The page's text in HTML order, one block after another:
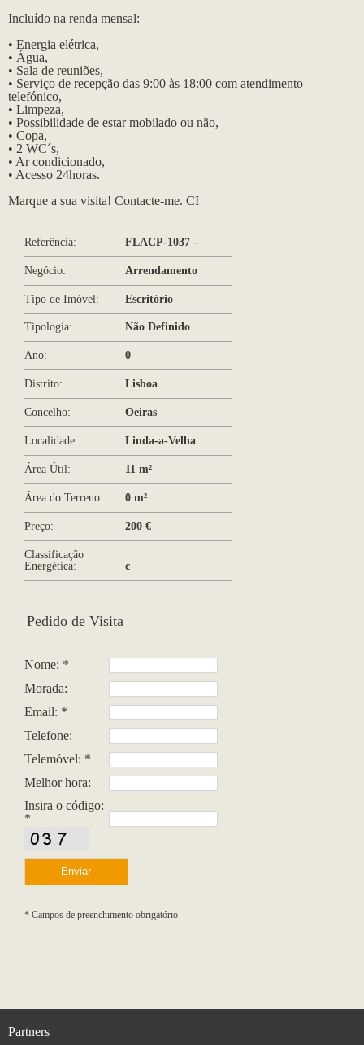
Incluído na renda mensal:
• Energia elétrica,
• Água,
• Sala de reuniões,
• Serviço de recepção das 9:00 às 18:00 com atendimento
telefónico,
• Limpeza,
• Possibilidade de estar mobilado ou não,
• Copa,
• 2 WC´s,
• Ar condicionado,
• Acesso 24horas.
Marque a sua visita! Contacte-me. CI
Referência: FLACP-1037 -
Negócio: Arrendamento
Tipo de Imóvel: Escritório
Tipologia: Não Definido
Ano: 0
Distrito: Lisboa
Concelho: Oeiras
Localidade: Linda-a-Velha
Área Útil: 11 m²
Área do Terreno: 0 m²
Preço: 200 €
Classificação
Energética:
c
Pedido de Visita
Nome: *
Morada:
Email: *
Telefone:
Telemóvel: *
Melhor hora:
Insira o código:
*
* Campos de preenchimento obrigatório
Partners